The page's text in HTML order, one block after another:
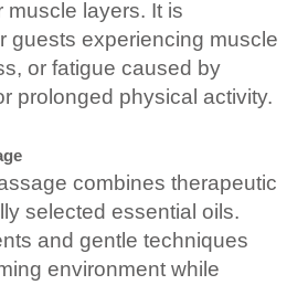
muscle layers. It is
guests experiencing muscle
or fatigue caused by
prolonged physical activity.
combines therapeutic
selected essential oils.
and gentle techniques
environment while